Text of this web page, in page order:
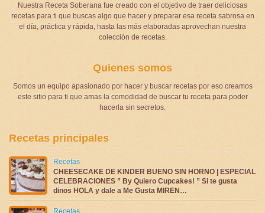
Nuestra Receta Soberana fue creado con el objetivo de traer deliciosas
recetas para ti que buscas algo que hacer y preparar esa receta sabrosa en
el día, práctica y rápida, hasta las más elaboradas aprovechan nuestra
colección de recetas.
Quienes somos
Somos un equipo apasionado por hacer y buscar recetas por eso creamos
este sitio para ti que amas la comodidad de buscar tu receta para poder
hacerla sin secretos.
Recetas principales
Recetas
CHEESECAKE DE KINDER BUENO SIN HORNO | ESPECIAL
CELEBRACIONES ” By Quiero Cupcakes! ” Si te gusta
dinos HOLA y dale a Me Gusta MIREN…
Recetas